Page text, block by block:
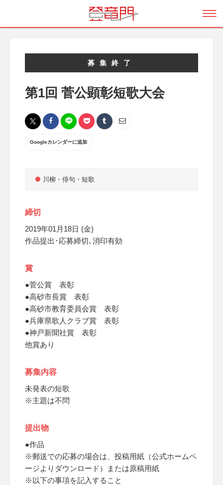
募集終了
第1回 菅公顕彰短歌大会
Googleカレンダーに追加
川柳・俳句・短歌
締切
2019年01月18日 (金)
作品提出･応募締切､消印有効
賞
●菅公賞 表彰
●高砂市長賞 表彰
●高砂市教育委員会賞 表彰
●兵庫県歌人クラブ賞 表彰
●神戸新聞社賞 表彰
他賞あり
募集内容
未発表の短歌
※主題は不問
提出物
●作品
※郵送での応募の場合は、投稿用紙（公式ホームペ
ージよりダウンロード）または原稿用紙
※以下の事項を記入すること